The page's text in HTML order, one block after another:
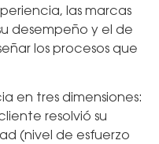
las marcas
desempeño y el de
los procesos que
en tres dimensiones:
resolvió su
(nivel de esfuerzo